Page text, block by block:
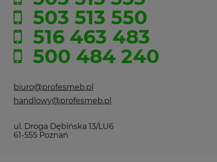
503 513 550
516 463 483
500 484 240
biuro@profesmeb.pl
handlowy@profesmeb.pl
ul. Droga Dębińska 13/LU6
61-555 Poznań